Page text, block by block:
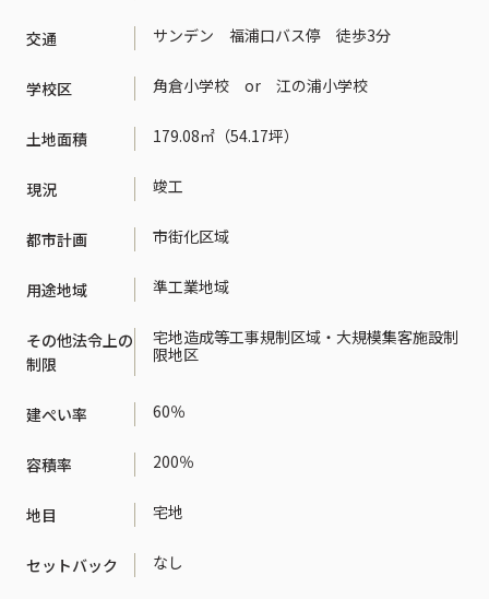
交通 サンデン 福浦口バス停 徒歩3分
学校区 角倉小学校 or 江の浦小学校
土地面積 179.08㎡（54.17坪）
現況 竣工
都市計画 市街化区域
用途地域 準工業地域
その他法令上の
制限
宅地造成等工事規制区域・大規模集客施設制
限地区
建ぺい率 60％
容積率 200％
地目 宅地
セットバック なし